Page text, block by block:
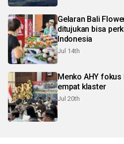
Gelaran Bali
ditujukan bisa
Indonesia
Jul 14th
Menko AHY fokus
empat klaster
Jul 20th